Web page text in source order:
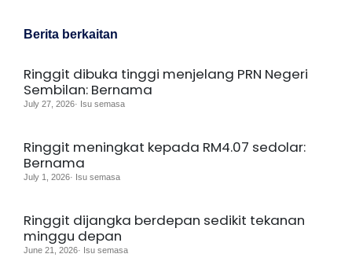
Berita berkaitan
Ringgit dibuka tinggi menjelang PRN Negeri
Sembilan: Bernama
July 27, 2026· Isu semasa
Ringgit meningkat kepada RM4.07 sedolar:
Bernama
July 1, 2026· Isu semasa
Ringgit dijangka berdepan sedikit tekanan
minggu depan
June 21, 2026· Isu semasa